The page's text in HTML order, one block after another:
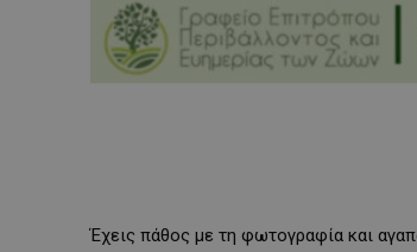
Έχεις πάθος με τη φωτογραφία και